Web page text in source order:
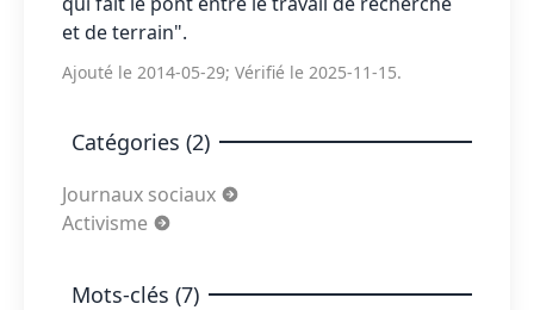
et de terrain".
Ajouté le 2014-05-29; Vérifié le 2025-11-15.
Catégories (2)
Journaux sociaux
Activisme
Mots-clés (7)